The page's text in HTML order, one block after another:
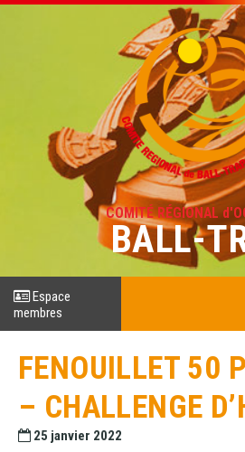
COMITÉ RÉGIONAL
BALL-
Espace
membres
FENOUILLET 50
– CHALLENGE
25 janvier 2022